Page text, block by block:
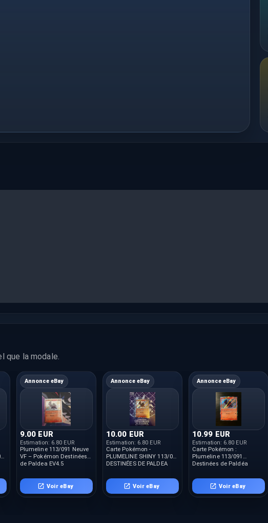
que la modale.
Annonce eBay
9.00 EUR
Estimation: 6.80 EUR
Plumeline 113/091 Neuve
VF – Pokémon Destinées
de Paldea EV4.5
Voir eBay
Annonce eBay
10.00 EUR
Estimation: 6.80 EUR
Carte Pokémon -
PLUMELINE SHINY 113/091
DESTINÉES DE PALDEA
Voir eBay
Annonce eBay
10.99 EUR
Estimation: 6.80 EUR
Carte Pokémon :
Plumeline 113/091
Destinées de Paldéa
Voir eBay